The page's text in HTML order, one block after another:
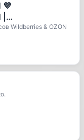
💜
| АКЦИИ
Wildberries & OZON